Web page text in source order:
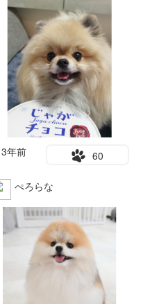
3年前 60
ぺろらな